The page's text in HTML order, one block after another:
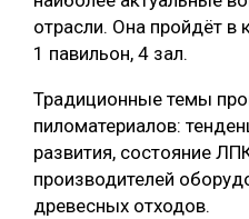
отрасли. Она пройдёт в
1 павильон, 4 зал.
Традиционные темы
пиломатериалов:
развития, состояние
производителей
древесных отходов.